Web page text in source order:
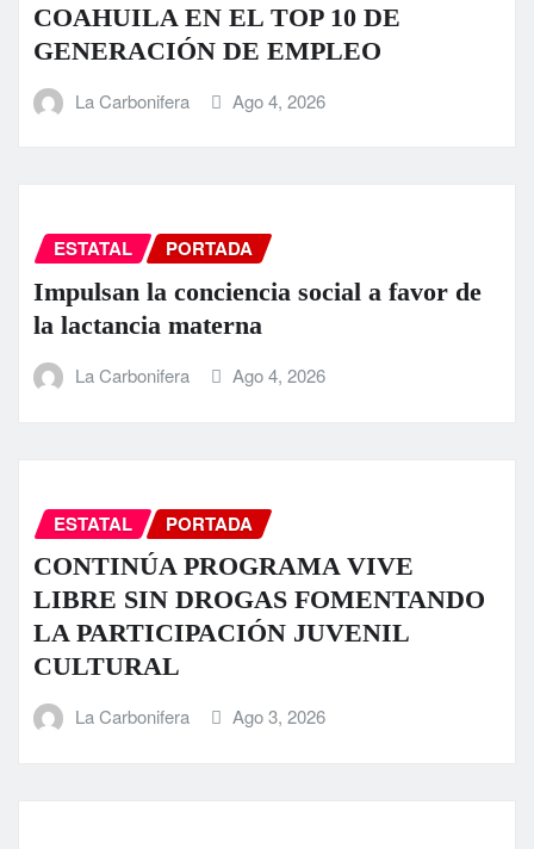
COAHUILA EN EL TOP 10 DE
GENERACIÓN DE EMPLEO
La Carbonifera Ago 4, 2026
ESTATAL PORTADA
Impulsan la conciencia social a favor de
la lactancia materna
La Carbonifera Ago 4, 2026
ESTATAL PORTADA
CONTINÚA PROGRAMA VIVE
LIBRE SIN DROGAS FOMENTANDO
LA PARTICIPACIÓN JUVENIL
CULTURAL
La Carbonifera Ago 3, 2026